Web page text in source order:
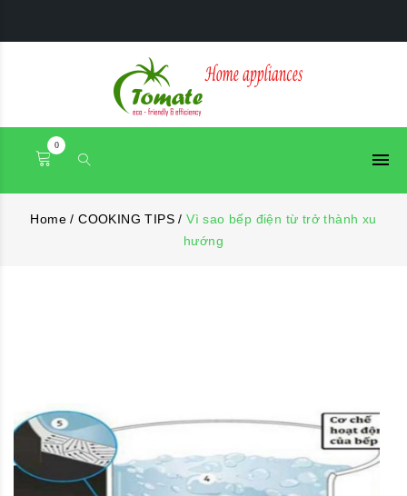
0
Home/ COOKING TIPS/ Vì sao bếp điện từ trở thành xu
hướng